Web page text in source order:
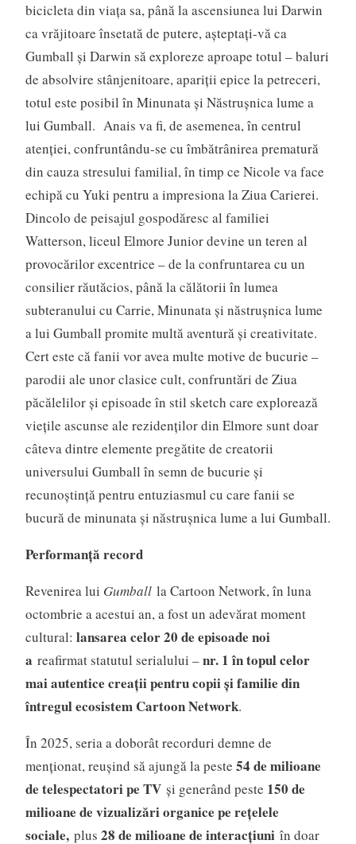
bicicleta din viața sa, până la ascensiunea lui Darwin
ca vrăjitoare însetată de putere, așteptați-vă ca
Gumball și Darwin să exploreze aproape totul – baluri
de absolvire stânjenitoare, apariții epice la petreceri,
totul este posibil în Minunata și Năstrușnica lume a
lui Gumball. Anais va fi, de asemenea, în centrul
atenției, confruntându-se cu îmbătrânirea prematură
din cauza stresului familial, în timp ce Nicole va face
echipă cu Yuki pentru a impresiona la Ziua Carierei.
Dincolo de peisajul gospodăresc al familiei
Watterson, liceul Elmore Junior devine un teren al
provocărilor excentrice – de la confruntarea cu un
consilier răutăcios, până la călătorii în lumea
subteranului cu Carrie, Minunata și năstrușnica lume
a lui Gumball promite multă aventură și creativitate.
Cert este că fanii vor avea multe motive de bucurie –
parodii ale unor clasice cult, confruntări de Ziua
păcălelilor și episoade în stil sketch care explorează
viețile ascunse ale rezidenților din Elmore sunt doar
câteva dintre elemente pregătite de creatorii
universului Gumball în semn de bucurie și
recunoștință pentru entuziasmul cu care fanii se
bucură de minunata și năstrușnica lume a lui Gumball.
Performanță record
Revenirea lui Gumballla Cartoon Network, în luna
octombrie a acestui an, a fost un adevărat moment
cultural: lansarea celor 20 de episoade noi
a reafirmat statutul serialului –nr. 1 în topul celor
mai autentice creații pentru copii și familie din
întregul ecosistem Cartoon Network.
În 2025, seria a doborât recorduri demne de
menționat, reușind să ajungă la peste 54 de milioane
de telespectatori pe TVși generând peste 150 de
milioane de vizualizări organice pe rețelele
sociale,plus 28 de milioane de interacțiuniîn doar